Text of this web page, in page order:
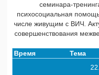
семинара-
психосоциальная
числе живущим с ВИЧ.
совершенствования
Время Тема